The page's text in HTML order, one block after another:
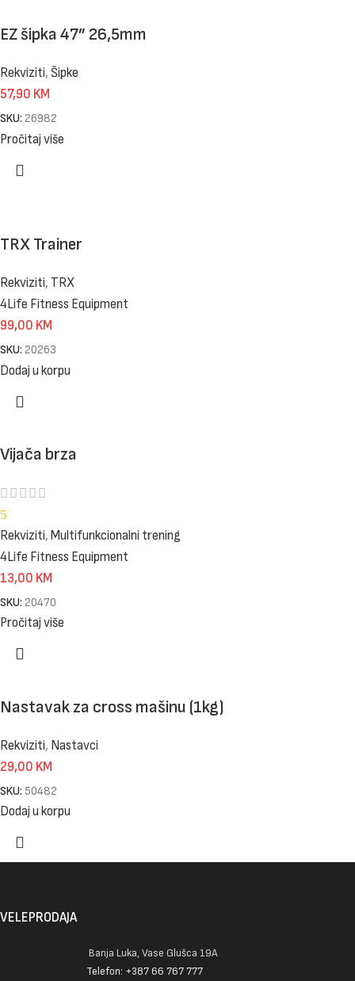
EZ šipka 47” 26,5mm
Rekviziti, Šipke
57,90 KM
SKU: 26982
Pročitaj više
TRX Trainer
Rekviziti, TRX
4Life Fitness Equipment
99,00 KM
SKU: 20263
Dodaj u korpu
Vijača brza
5
Rekviziti, Multifunkcionalni trening
4Life Fitness Equipment
13,00 KM
SKU: 20470
Pročitaj više
Nastavak za cross mašinu (1kg)
Rekviziti, Nastavci
29,00 KM
SKU: 50482
Dodaj u korpu
VELEPRODAJA
Banja Luka, Vase Glušca 19A
Telefon: +387 66 767 777